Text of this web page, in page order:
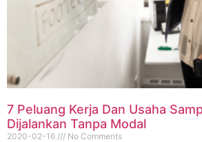
7 Peluang Kerja Dan Usaha
Dijalankan Tanpa Modal
2020-02-16 No Comments